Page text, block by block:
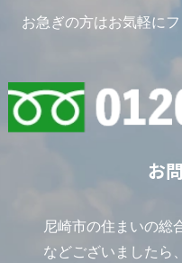
お急ぎの方はお気軽に
お
尼崎市の住まいの総
などございましたら